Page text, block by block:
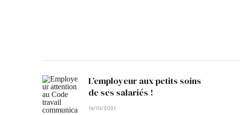
L’employeur aux petits soins
de ses salariés !
19/10/2021